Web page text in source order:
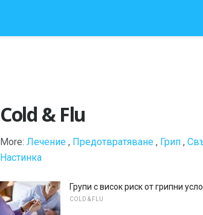
Cold & Flu
More: Лечение , Предотвратяване , Грип ,
Настинка
Групи с висок риск от грипни
COLD & FLU